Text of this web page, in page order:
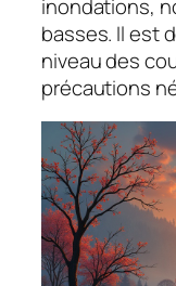
inondations,
basses. Il est
niveau des
précautions